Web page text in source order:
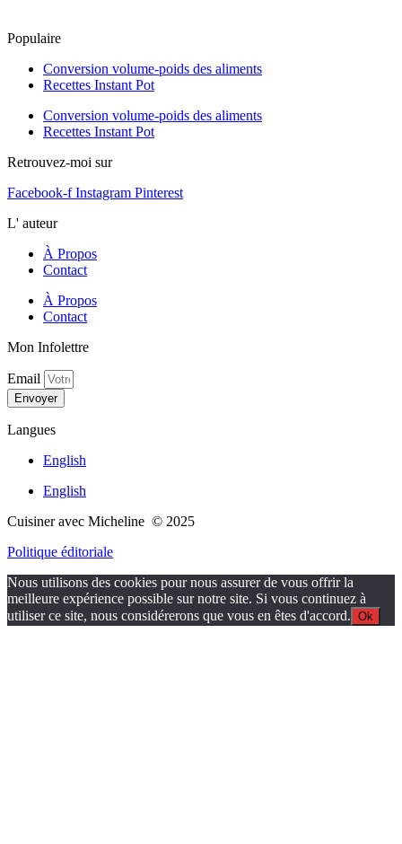
Populaire
Conversion volume-poids des aliments
Recettes Instant Pot
Conversion volume-poids des aliments
Recettes Instant Pot
Retrouvez-moi sur
Facebook-f Instagram Pinterest
L' auteur
À Propos
Contact
À Propos
Contact
Mon Infolettre
Email
Envoyer
Langues
English
English
Cuisiner avec Micheline © 2025
Politique éditoriale
Nous utilisons des cookies pour nous assurer de vous offrir la
meilleure expérience possible sur notre site. Si vous continuez à
utiliser ce site, nous considérerons que vous en êtes d'accord. Ok